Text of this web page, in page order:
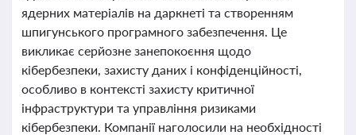
ядерних матеріалів на даркнеті та створенням
шпигунського програмного забезпечення. Це
викликає серйозне занепокоєння щодо
кібербезпеки, захисту даних і конфіденційності,
особливо в контексті захисту критичної
інфраструктури та управління ризиками
кібербезпеки. Компанії наголосили на необхідності